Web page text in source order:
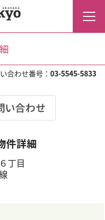
件詳細
丁目
合わせ番号：03-5545-5833